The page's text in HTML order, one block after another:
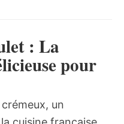
: La
pour
un